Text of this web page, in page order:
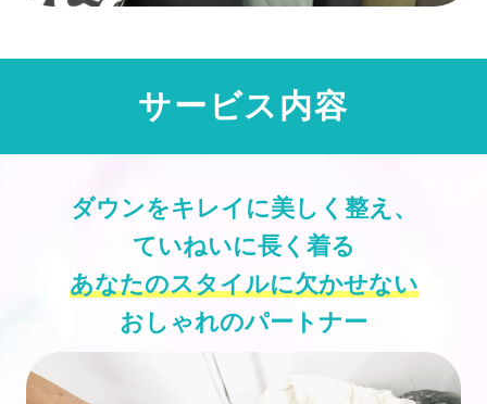
サービス内容
ダウンをキレイに美しく整え、
ていねいに長く着る
あなたのスタイルに欠かせない
おしゃれのパートナー